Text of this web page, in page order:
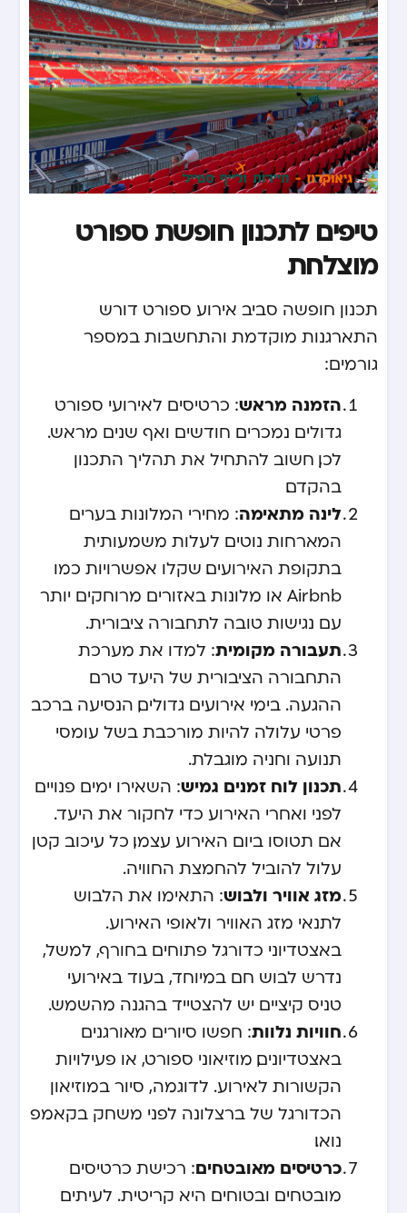
טיפים לתכנון חופשת ספורט
מוצלחת
תכנון חופשה סביב אירוע ספורט דורש
התארגנות מוקדמת והתחשבות במספר
גורמים:
הזמנה מראש: כרטיסים לאירועי ספורט
גדולים נמכרים חודשים ואף שנים מראש.
לכן, חשוב להתחיל את תהליך התכנון
בהקדם.
לינה מתאימה: מחירי המלונות בערים
המארחות נוטים לעלות משמעותית
בתקופת האירועים. שקלו אפשרויות כמו
Airbnb או מלונות באזורים מרוחקים יותר
עם נגישות טובה לתחבורה ציבורית.
תעבורה מקומית: למדו את מערכת
התחבורה הציבורית של היעד טרם
ההגעה. בימי אירועים גדולים, הנסיעה ברכב
פרטי עלולה להיות מורכבת בשל עומסי
תנועה וחניה מוגבלת.
תכנון לוח זמנים גמיש: השאירו ימים פנויים
לפני ואחרי האירוע כדי לחקור את היעד.
אם תטוסו ביום האירוע עצמו, כל עיכוב קטן
עלול להוביל להחמצת החוויה.
מזג אוויר ולבוש: התאימו את הלבוש
לתנאי מזג האוויר ולאופי האירוע.
באצטדיוני כדורגל פתוחים בחורף, למשל,
נדרש לבוש חם במיוחד, בעוד באירועי
טניס קיציים יש להצטייד בהגנה מהשמש.
חוויות נלוות: חפשו סיורים מאורגנים
באצטדיונים, מוזיאוני ספורט, או פעילויות
הקשורות לאירוע. לדוגמה, סיור במוזיאון
הכדורגל של ברצלונה לפני משחק בקאמפ
נואו.
כרטיסים מאובטחים: רכישת כרטיסים
מובטחים ובטוחים היא קריטית. לעיתים